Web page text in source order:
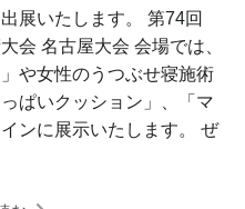
展いたします。 第74回
会 名古屋大会 会場では、
や女性のうつぶせ寝施術
ぱいクッション」、「マ
ンに展示いたします。 ぜ